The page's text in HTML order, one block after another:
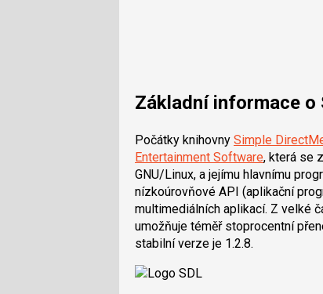
Základní informace o
Počátky knihovny Simple
Entertainment Software, která se
GNU/Linux, a jejímu hlavnímu
nízkoúrovňové API (aplikační
multimediálních aplikací. Z velké
umožňuje téměř stoprocentní
stabilní verze je 1.2.8.